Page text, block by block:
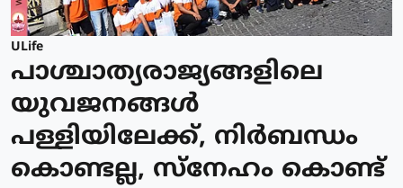
ULife
പാശ്ചാത്യരാജ്യങ്ങളിലെ
യുവജനങ്ങള്‍
പള്ളിയിലേക്ക്, നിര്‍ബന്ധം
കൊണ്ടല്ല, സ്‌നേഹം കൊണ്ട്